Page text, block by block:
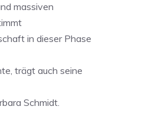
massiven
in dieser Phase
trägt auch seine
Schmidt.